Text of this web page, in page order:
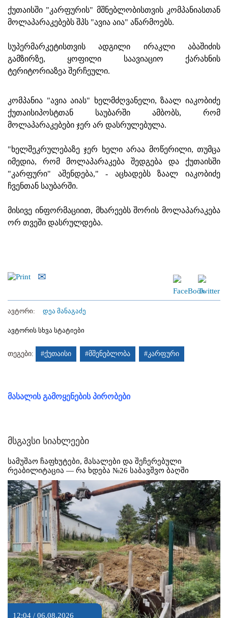
ქუთაისში "კარფურის" მშნებლობისთვის კომპანიასთან
მოლაპარაკებებს შპს "ავია აია" აწარმოებს.
სუპერმარკეტისთვის ადგილი ირაკლი აბაშიძის
გამზირზე, ყოფილი საავიაციო ქარახნის
ტერიტორიაზეა შერჩეული.
კომპანია "ავია აიას" ხელმძღვანელი, ზაალ იაკობიძე
ქუთაისიპოსტთან საუბარში ამბობს, რომ
მოლაპარაკებები ჯერ არ დასრულებულა.
"ხელშეკრულებაზე ჯერ ხელი არაა მოწერილი, თუმცა
იმედია, რომ მოლაპარაკება შედგება და ქუთაისში
"კარფური" აშენდება," - აცხადებს ზაალ იაკობიძე
ჩვენთან საუბარში.
მისივე ინფორმაციით, მხარეებს შორის მოლაპარაკება
ორ თვეში დასრულდება.
ავტორი: დეა მანაგაძე
ავტორის სხვა სტატიები
თეგები: #ქუთაისი #მშენებლობა #კარფური
მასალის გამოყენების პირობები
მსგავსი სიახლეები
სამუშაო ჩაფხუტები, მასალები და შეჩერებული
რეაბილიტაცია — რა ხდება №26 საბავშვო ბაღში
12:04 / 06.08.2026